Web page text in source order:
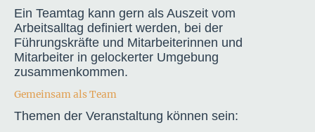
Ein Teamtag kann gern als Auszeit vom
Arbeitsalltag definiert werden, bei der
Führungskräfte und Mitarbeiterinnen und
Mitarbeiter in gelockerter Umgebung
zusammenkommen.
Gemeinsam als Team
Themen der Veranstaltung können sein: